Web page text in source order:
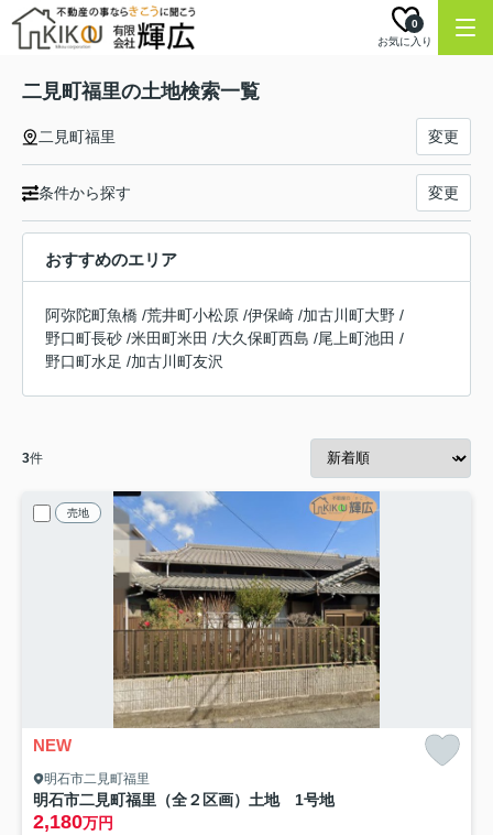
お気に入り
0
二見町福里の土地検索一覧
二見町福里 変更
条件から探す 変更
おすすめのエリア
阿弥陀町魚橋 /荒井町小松原 /伊保崎 /加古川町大野 /
野口町長砂 /米田町米田 /大久保町西島 /尾上町池田 /
野口町水足 /加古川町友沢
3件
売地
NEW
明石市二見町福里
明石市二見町福里（全２区画）土地 1号地
2,180万円